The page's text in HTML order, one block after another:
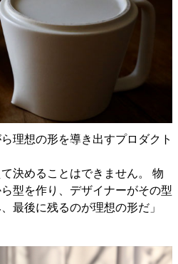
理想の形を導き出すプロダクト
決めることはできません。 物
型を作り、デザイナーがその型
最後に残るのが理想の形だ」